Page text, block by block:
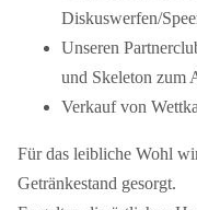
Diskuswerfen/
Unseren
und Skeleton zum
Verkauf von
Für das leibliche Wohl
Getränkestand gesorgt.